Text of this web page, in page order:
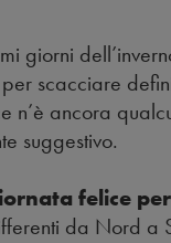
giorni
scacciare
n’è ancora
suggestivo.
felice
da Nord a